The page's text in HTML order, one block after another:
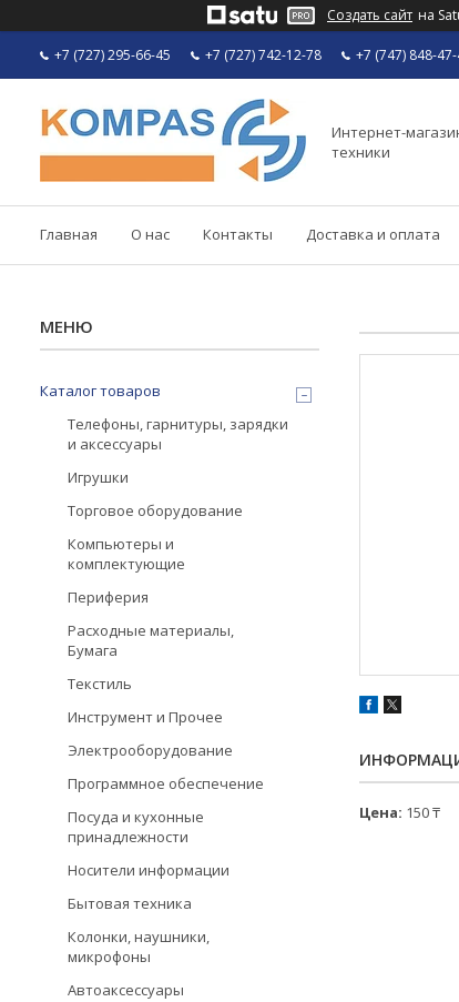
Создать сайт на
+7 (727) 295-66-45 +7 (727) 742-12-78 +7 (747) 848-
Интернет-
техники
Главная О нас Контакты Доставка и оплата
Цена: 150 ₸
Каталог товаров
Телефоны, гарнитуры, зарядки
и аксессуары
Игрушки
Торговое оборудование
Компьютеры и
комплектующие
Периферия
Расходные материалы,
Бумага
Текстиль
Инструмент и Прочее
Электрооборудование
Программное обеспечение
Посуда и кухонные
принадлежности
Носители информации
Бытовая техника
Колонки, наушники,
микрофоны
Автоаксессуары